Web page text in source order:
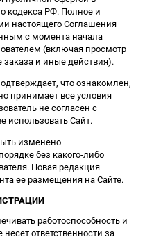
кодекса РФ. Полное и
настоящего Соглашения
с момента начала
(включая просмотр
заказа и иные действия).
что ознакомлен,
принимает все условия
не согласен с
использовать Сайт.
изменено
без какого-либо
Новая редакция
ее размещения на Сайте.
работоспособность и
ответственности за